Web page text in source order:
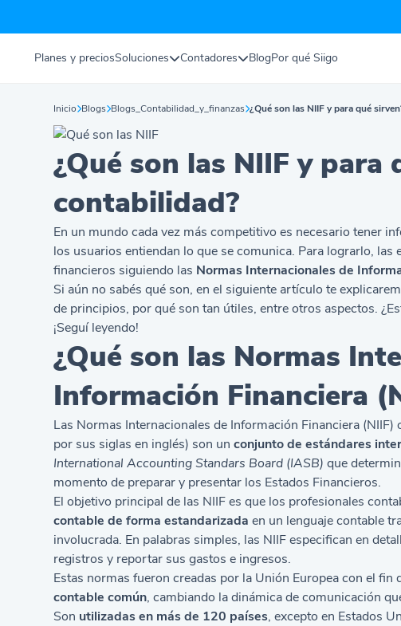
Planes y preciosSoluciones Contadores BlogPor qué Siigo
Inicio Blogs Blogs_Contabilidad_y_finanzas ¿Qué son las NIIF y para qué
¿Qué son las NIIF y para
contabilidad?
En un mundo cada vez más competitivo es necesario tener
los usuarios entiendan lo que se comunica. Para lograrlo,
financieros siguiendo las Normas Internacionales de
Si aún no sabés qué son, en el siguiente artículo te
de principios, por qué son tan útiles, entre otros aspectos.
¡Seguí leyendo!
¿Qué son las Normas
Información Financiera
Las Normas Internacionales de Información Financiera (NIIF)
por sus siglas en inglés) son unconjunto de estándares
International Accounting Standars Board (IASB) que
momento de preparar y presentar los Estados Financieros.
El objetivo principal de las NIIF es que los profesionales
contable de forma estandarizada en un lenguaje contable
involucrada. En palabras simples, las NIIF especifican en
registros y reportar sus gastos e ingresos.
Estas normas fueron creadas por la Unión Europea con el fin
contable común, cambiando la dinámica de comunicación
Son utilizadas en más de 120 países, excepto en Estados